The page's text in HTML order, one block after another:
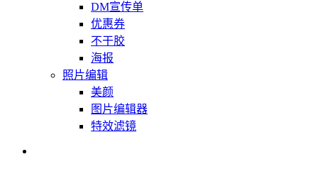
DM宣传单
优惠券
不干胶
海报
照片编辑
美颜
图片编辑器
特效滤镜